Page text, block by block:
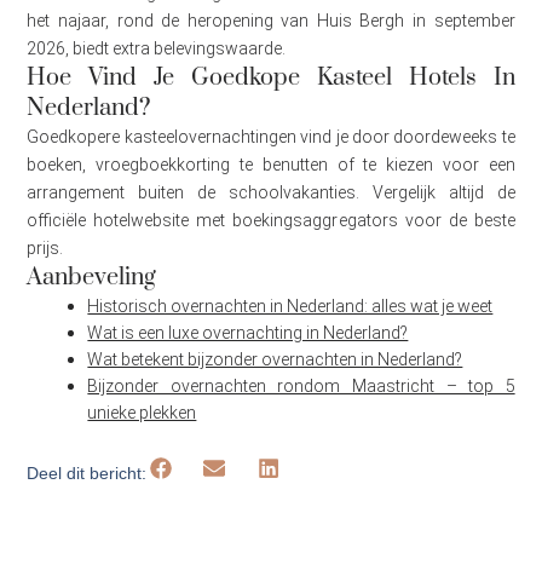
het najaar, rond de heropening van Huis Bergh in september
2026, biedt extra belevingswaarde.
Hoe Vind Je Goedkope Kasteel Hotels In
Nederland?
Goedkopere kasteelovernachtingen vind je door doordeweeks te
boeken, vroegboekkorting te benutten of te kiezen voor een
arrangement buiten de schoolvakanties. Vergelijk altijd de
officiële hotelwebsite met boekingsaggregators voor de beste
prijs.
Aanbeveling
Historisch overnachten in Nederland: alles wat je weet
Wat is een luxe overnachting in Nederland?
Wat betekent bijzonder overnachten in Nederland?
Bijzonder overnachten rondom Maastricht – top 5
unieke plekken
Deel dit bericht: